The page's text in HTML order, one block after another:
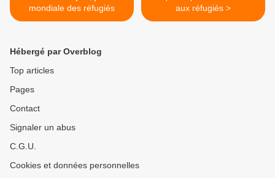
mondiale des réfugiés
aux réfugiés >
Hébergé par Overblog
Top articles
Pages
Contact
Signaler un abus
C.G.U.
Cookies et données personnelles